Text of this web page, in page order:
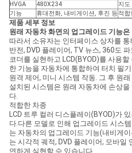
경
우
사
이
트
맵
HVGA
480X234 지도
기능
휴대전화, 내비게이션, 후진 등 적합
제품 세부 정보
원래 자동차 화면의 업그레이드 기능
따라서 소유자는 인터페이스 상자를
반전, DVD 플레이어, TV 뉴스, 360도
코더를 실현하고 LCD(BYOD)를 사용
한 기능을 자동차에 통합하여 터치 필
원격 제어, 미니 시스템 작동. 그 후 원
설치된 시스템은 원래 자동차에 손상
다.
적합한 차종
LCD 트루 컬러 디스플레이(BYOD)가
다.다른 모델로 인해 업그레이드 시스
는 자동차의 업그레이드 기능(내비게
는 시각적 궤적, DVD 플레이어, 모바일
연하게 실현할 수 있습니다.